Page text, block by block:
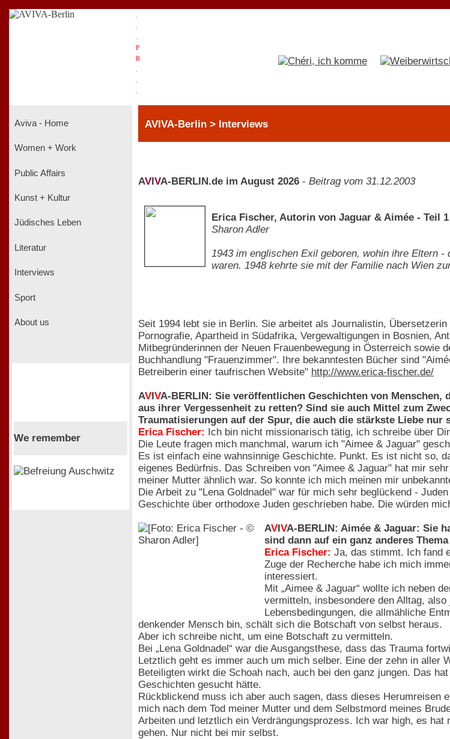
P
R
Aviva - Home
Women + Work
Public Affairs
Kunst + Kultur
Jüdisches Leben
Literatur
Interviews
Sport
About us
We remember
AVIVA-Berlin > Interviews
AV VA-BERLIN.de im August 2026 - Beitrag vom 31.12.2003
Erica Fischer, Autorin von Jaguar & Aimée - Teil 1
Sharon Adler
1943 im englischen Exil geboren, wohin ihre Eltern
waren. 1948 kehrte sie mit der Familie nach Wien
Seit 1994 lebt sie in Berlin. Sie arbeitet als Journalistin,
Pornografie, Apartheid in Südafrika, Vergewaltigungen in Bosnien,
Mitbegründerinnen der Neuen Frauenbewegung in Österreich
Buchhandlung "Frauenzimmer". Ihre bekanntesten Bücher sind
Betreiberin einer taufrischen Website" http://www.erica-fischer.de/
AVIVA-BERLIN: Sie veröffentlichen Geschichten von
aus ihrer Vergessenheit zu retten? Sind sie auch Mittel zum
Traumatisierungen auf der Spur, die auch die stärkste Liebe nur
Erica Fischer: Ich bin nicht missionarisch tätig, ich schreibe über
Die Leute fragen mich manchmal, warum ich "Aimee & Jaguar"
Es ist einfach eine wahnsinnige Geschichte. Punkt. Es ist nicht so,
eigenes Bedürfnis. Das Schreiben von "Aimee & Jaguar" hat mir
meiner Mutter ähnlich war. So konnte ich mich meinen mir
Die Arbeit zu "Lena Goldnadel" war für mich sehr beglückend -
Geschichte über orthodoxe Juden geschrieben habe. Die würden
AVIVA-BERLIN: Aimée & Jaguar: Sie
sind dann auf ein ganz anderes
Erica Fischer: Ja, das stimmt. Ich fand
Zuge der Recherche habe ich mich
interessiert.
Mit „Aimee & Jaguar“ wollte ich neben
vermitteln, insbesondere den Alltag,
Lebensbedingungen, die allmähliche
denkender Mensch bin, schält sich die Botschaft von selbst heraus.
Aber ich schreibe nicht, um eine Botschaft zu vermitteln.
Bei „Lena Goldnadel“ war die Ausgangsthese, dass das Trauma
Letztlich geht es immer auch um mich selber. Eine der zehn in aller
Beteiligten wirkt die Schoah nach, auch bei den ganz jungen. Das
Geschichten gesucht hätte.
Rückblickend muss ich aber auch sagen, dass dieses Herumreisen
mich nach dem Tod meiner Mutter und dem Selbstmord meines
Arbeiten und letztlich ein Verdrängungsprozess. Ich war high, es
gehen. Nur nicht bei mir selbst.